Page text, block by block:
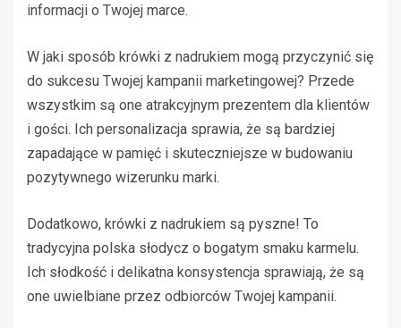
informacji o Twojej marce.
W jaki sposób krówki z nadrukiem mogą przyczynić się
do sukcesu Twojej kampanii marketingowej? Przede
wszystkim są one atrakcyjnym prezentem dla klientów
i gości. Ich personalizacja sprawia, że są bardziej
zapadające w pamięć i skuteczniejsze w budowaniu
pozytywnego wizerunku marki.
Dodatkowo, krówki z nadrukiem są pyszne! To
tradycyjna polska słodycz o bogatym smaku karmelu.
Ich słodkość i delikatna konsystencja sprawiają, że są
one uwielbiane przez odbiorców Twojej kampanii.